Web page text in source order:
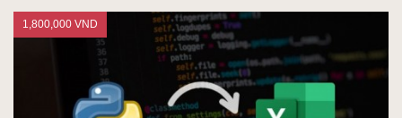
1,800,000 VND